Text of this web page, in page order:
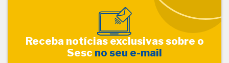
Receba notícias exclusivas sobre o
Sesc no seu e-mail